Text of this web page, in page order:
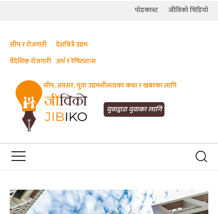
पोडकास्ट जीविको भिडियो
युवाद्वारा युवाका लागि
JIBIKO.COM
तपाईंको जीविकाको साथी
सीप, अवसर, युवा उद्यमशीलताका कथा र खबरका लागि
सीप र रोजगारी
देशभित्रै उद्यम
वैदेशिक रोजगारी अर्थ र रेमिट्यान्स